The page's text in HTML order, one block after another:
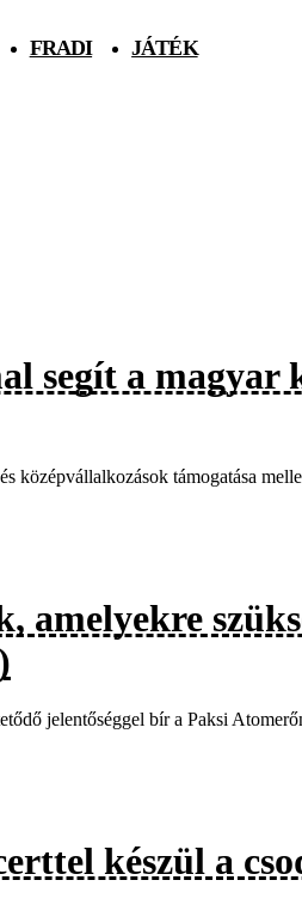
FRADI JÁTÉK
segít a magyar
középvállalkozások támogatása
amelyekre
jelentőséggel bír a Paksi
készül a